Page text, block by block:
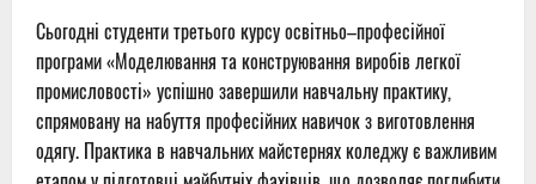
Сьогодні студенти третього курсу освітньо–професійної
програми «Моделювання та конструювання виробів легкої
промисловості» успішно завершили навчальну практику,
спрямовану на набуття професійних навичок з виготовлення
одягу. Практика в навчальних майстернях коледжу є важливим